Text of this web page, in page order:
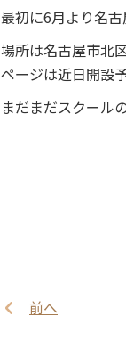
最初に6月より名古
場所は名古屋市北
ページは近日開設
まだまだスクール
前へ